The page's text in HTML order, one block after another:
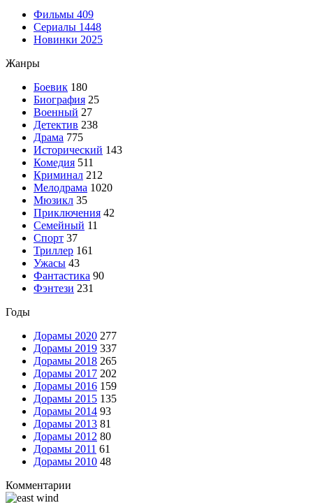
Фильмы 409
Сериалы 1448
Новинки 2025
Жанры
Боевик 180
Биография 25
Военный 27
Детектив 238
Драма 775
Исторический 143
Комедия 511
Криминал 212
Мелодрама 1020
Мюзикл 35
Приключения 42
Семейный 11
Спорт 37
Триллер 161
Ужасы 43
Фантастика 90
Фэнтези 231
Годы
Дорамы 2020 277
Дорамы 2019 337
Дорамы 2018 265
Дорамы 2017 202
Дорамы 2016 159
Дорамы 2015 135
Дорамы 2014 93
Дорамы 2013 81
Дорамы 2012 80
Дорамы 2011 61
Дорамы 2010 48
Комментарии